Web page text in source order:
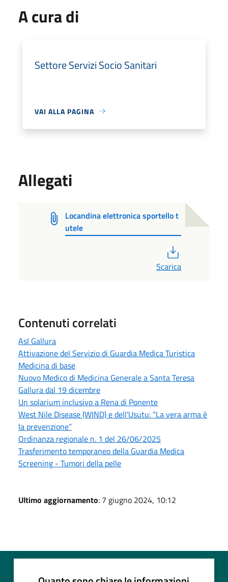
A cura di
Settore Servizi Socio Sanitari
VAI ALLA PAGINA
Allegati
Locandina elettronica sportello t
utele
Scarica
Contenuti correlati
Asl Gallura
Attivazione del Servizio di Guardia Medica Turistica
Medicina di base
Nuovo Medico di Medicina Generale a Santa Teresa
Gallura dal 19 dicembre
Un solarium inclusivo a Rena di Ponente
West Nile Disease (WIND) e dell'Usutu: “La vera arma è
la prevenzione”
Ordinanza regionale n. 1 del 26/06/2025
Trasferimento temporaneo della Guardia Medica
Screening - Tumori della pelle
Ultimo aggiornamento: 7 giugno 2024, 10:12